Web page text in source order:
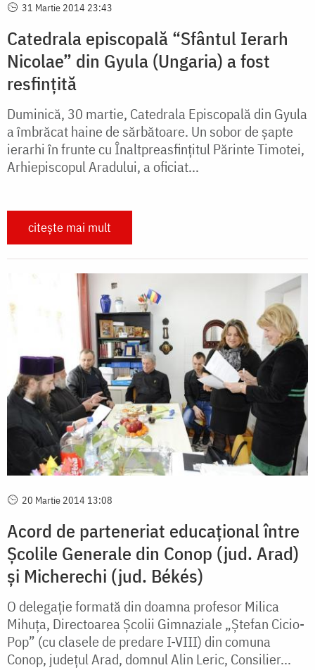
31 Martie 2014 23:43
Catedrala episcopală “Sfântul Ierarh
Nicolae” din Gyula (Ungaria) a fost
resfinţită
Duminică, 30 martie, Catedrala Episcopală din Gyula
a îmbrăcat haine de sărbătoare. Un sobor de şapte
ierarhi în frunte cu Înaltpreasfinţitul Părinte Timotei,
Arhiepiscopul Aradului, a oficiat...
citește mai mult
20 Martie 2014 13:08
Acord de parteneriat educaţional între
Şcolile Generale din Conop (jud. Arad)
şi Micherechi (jud. Békés)
O delegaţie formată din doamna profesor Milica
Mihuţa, Directoarea Şcolii Gimnaziale „Ştefan Cicio-
Pop” (cu clasele de predare I-VIII) din comuna
Conop, judeţul Arad, domnul Alin Leric, Consilier...